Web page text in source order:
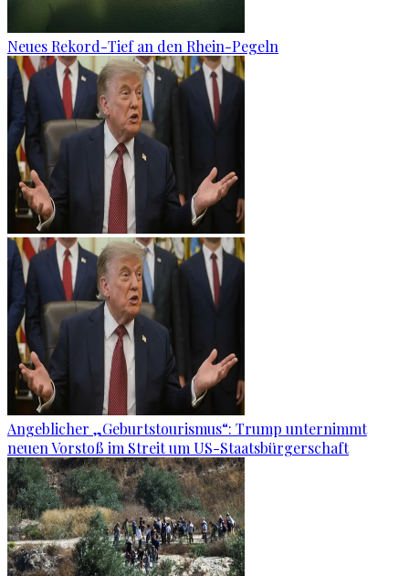
Neues Rekord-Tief an den Rhein-Pegeln
Angeblicher „Geburtstourismus“: Trump unternimmt
neuen Vorstoß im Streit um US-Staatsbürgerschaft